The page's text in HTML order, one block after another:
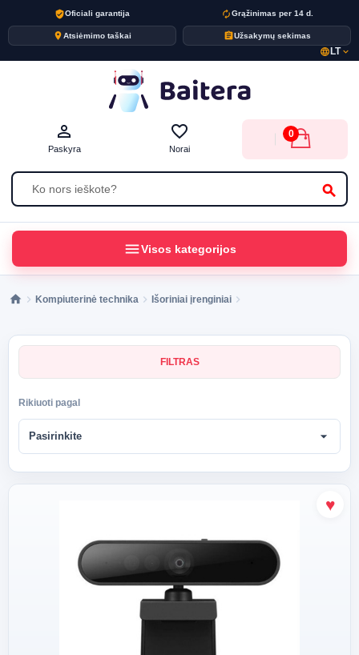
verified_userOficiali garantija autorenewGrąžinimas per 14 d.
placeAtsiėmimo taškai assignmentUžsakymų sekimas
language LTexpand_more
search
person_outline
Paskyra
favorite_border
Norai
0
menuVisos kategorijos
Kompiuterinė technika Išoriniai įrenginiai
FILTRAS
Rikiuoti pagal
Pasirinkite arrow_drop_down